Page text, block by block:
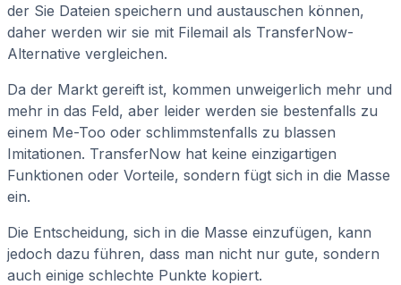
der Sie Dateien speichern und austauschen können,
daher werden wir sie mit Filemail als TransferNow-
Alternative vergleichen.
Da der Markt gereift ist, kommen unweigerlich mehr und
mehr in das Feld, aber leider werden sie bestenfalls zu
einem Me-Too oder schlimmstenfalls zu blassen
Imitationen. TransferNow hat keine einzigartigen
Funktionen oder Vorteile, sondern fügt sich in die Masse
ein.
Die Entscheidung, sich in die Masse einzufügen, kann
jedoch dazu führen, dass man nicht nur gute, sondern
auch einige schlechte Punkte kopiert.